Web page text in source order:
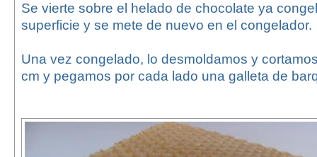
Se vierte sobre el helado de chocolate ya
superficie y se mete de nuevo en el congelador.
Una vez congelado, lo desmoldamos y
cm y pegamos por cada lado una galleta de